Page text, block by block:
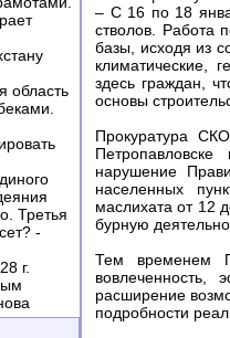
область
Третья
-
г.
– С 16 по 18
стволов. Работа
базы, исходя из
климатические,
здесь граждан,
основы
Прокуратура
нарушение
населенных
маслихата от 12
бурную
Тем временем
вовлеченность,
расширение
подробности